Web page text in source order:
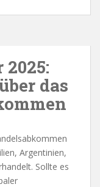
2025:
das
Argentinien,
Sollte es